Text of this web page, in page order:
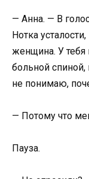
— Анна. — В
Нотка
женщина. У тебя
больной спиной,
не понимаю,
— Потому что
Пауза.